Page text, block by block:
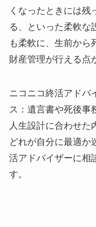
くなったときには残
る、といった柔軟な
も柔軟に、生前から
財産管理が行える点
ニコニコ終活アドバ
ス：遺言書や死後事
人生設計に合わせた
どれが自分に最適か
活アドバイザーに相
す。